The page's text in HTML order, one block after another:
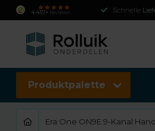
4.457+ reviews Schnelle
Produktpalette
Era One ON9E 9-Kanal